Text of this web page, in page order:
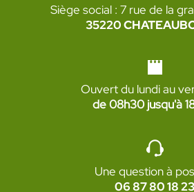
Siège social : 7 rue de la
35220
Ouvert du lundi au
de 08h30 jusqu'à
Une question à
06 87 80 18 23